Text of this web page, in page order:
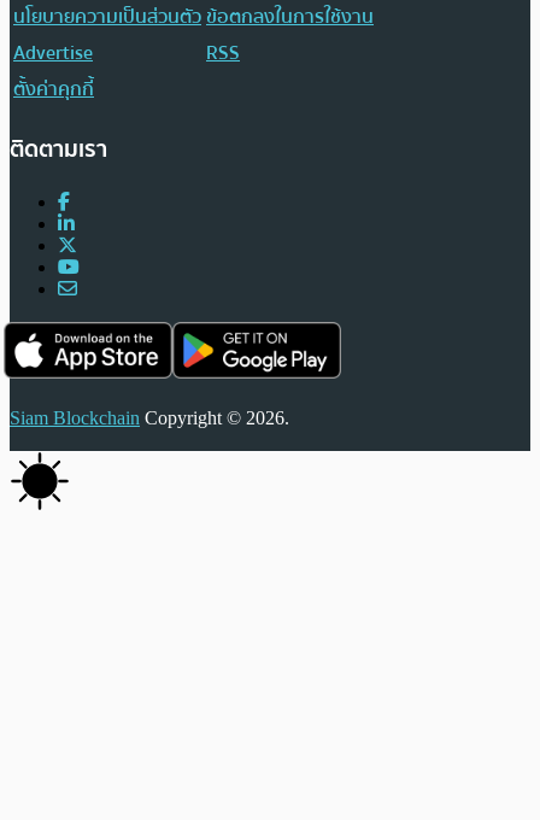
นโยบายความเป็นส่วนตัวข้อตกลงในการใช้งาน
Advertise
RSS
ตั้งค่าคุกกี้
ติดตามเรา
Siam Blockchain Copyright © 2026.